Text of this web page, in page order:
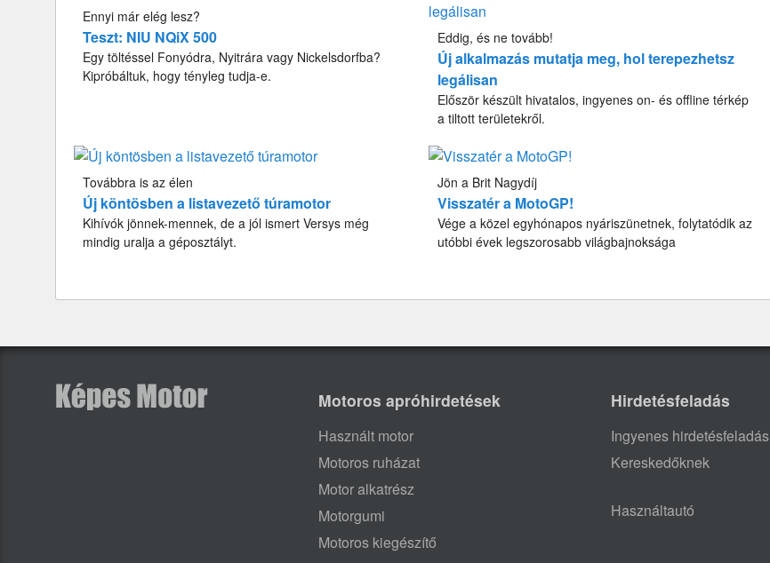
Ennyi már elég lesz?
Teszt: NIU NQiX 500
Egy töltéssel Fonyódra, Nyitrára vagy Nickelsdorfba?
Kipróbáltuk, hogy tényleg tudja-e.
Eddig, és ne tovább!
Új alkalmazás mutatja meg, hol terepezhetsz
legálisan
Először készült hivatalos, ingyenes on- és offline térkép
a tiltott területekről.
Továbbra is az élen
Új köntösben a listavezető túramotor
Kihívók jönnek-mennek, de a jól ismert Versys még
mindig uralja a géposztályt.
Jön a Brit Nagydíj
Visszatér a MotoGP!
Vége a közel egyhónapos nyáriszünetnek, folytatódik az
utóbbi évek legszorosabb világbajnoksága
Motoros apróhirdetések
Használt motor
Motoros ruházat
Motor alkatrész
Motorgumi
Motoros kiegészítő
Hirdetésfeladás
Ingyenes hirdetésfeladás
Kereskedőknek
Használtautó